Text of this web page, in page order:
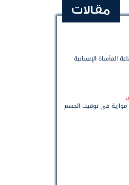
مقالات
المأساة الإنسانية
موازية في توقيت الحسم